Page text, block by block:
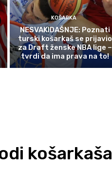
KOŠARKA
NESVAKIDAŠNJE: Poznati
turski košarkaš se prijavio
za Draft ženske NBA lige –
tvrdi da ima prava na to!